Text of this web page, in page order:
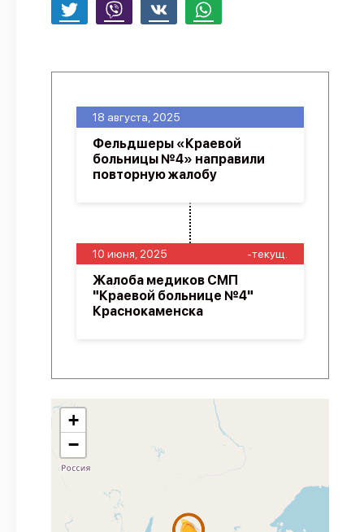
10 июня, 2025 -текущ.
Жалоба медиков СМП
"Краевой больнице №4"
Краснокаменска
18 августа, 2025
Фельдшеры «Краевой
больницы №4» направили
повторную жалобу
+
−